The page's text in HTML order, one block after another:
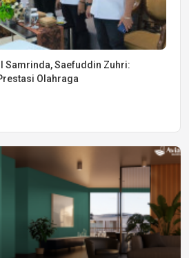
Samrinda, Saefuddin Zuhri:
Olahraga